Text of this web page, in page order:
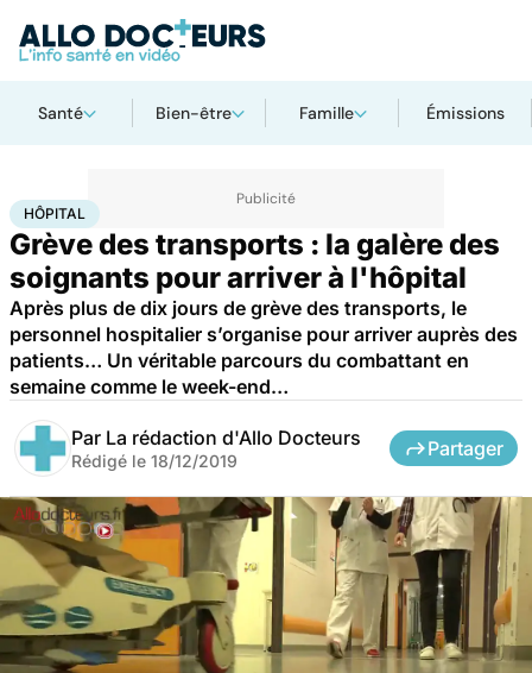
Santé Bien-être Famille Émissions
AccueilSanté
HÔPITAL
Grève des transports : la galère des
soignants pour arriver à l'hôpital
Après plus de dix jours de grève des transports, le
personnel hospitalier s’organise pour arriver auprès des
patients… Un véritable parcours du combattant en
semaine comme le week-end…
Par La rédaction d'Allo Docteurs
Rédigé le 18/12/2019
Partager